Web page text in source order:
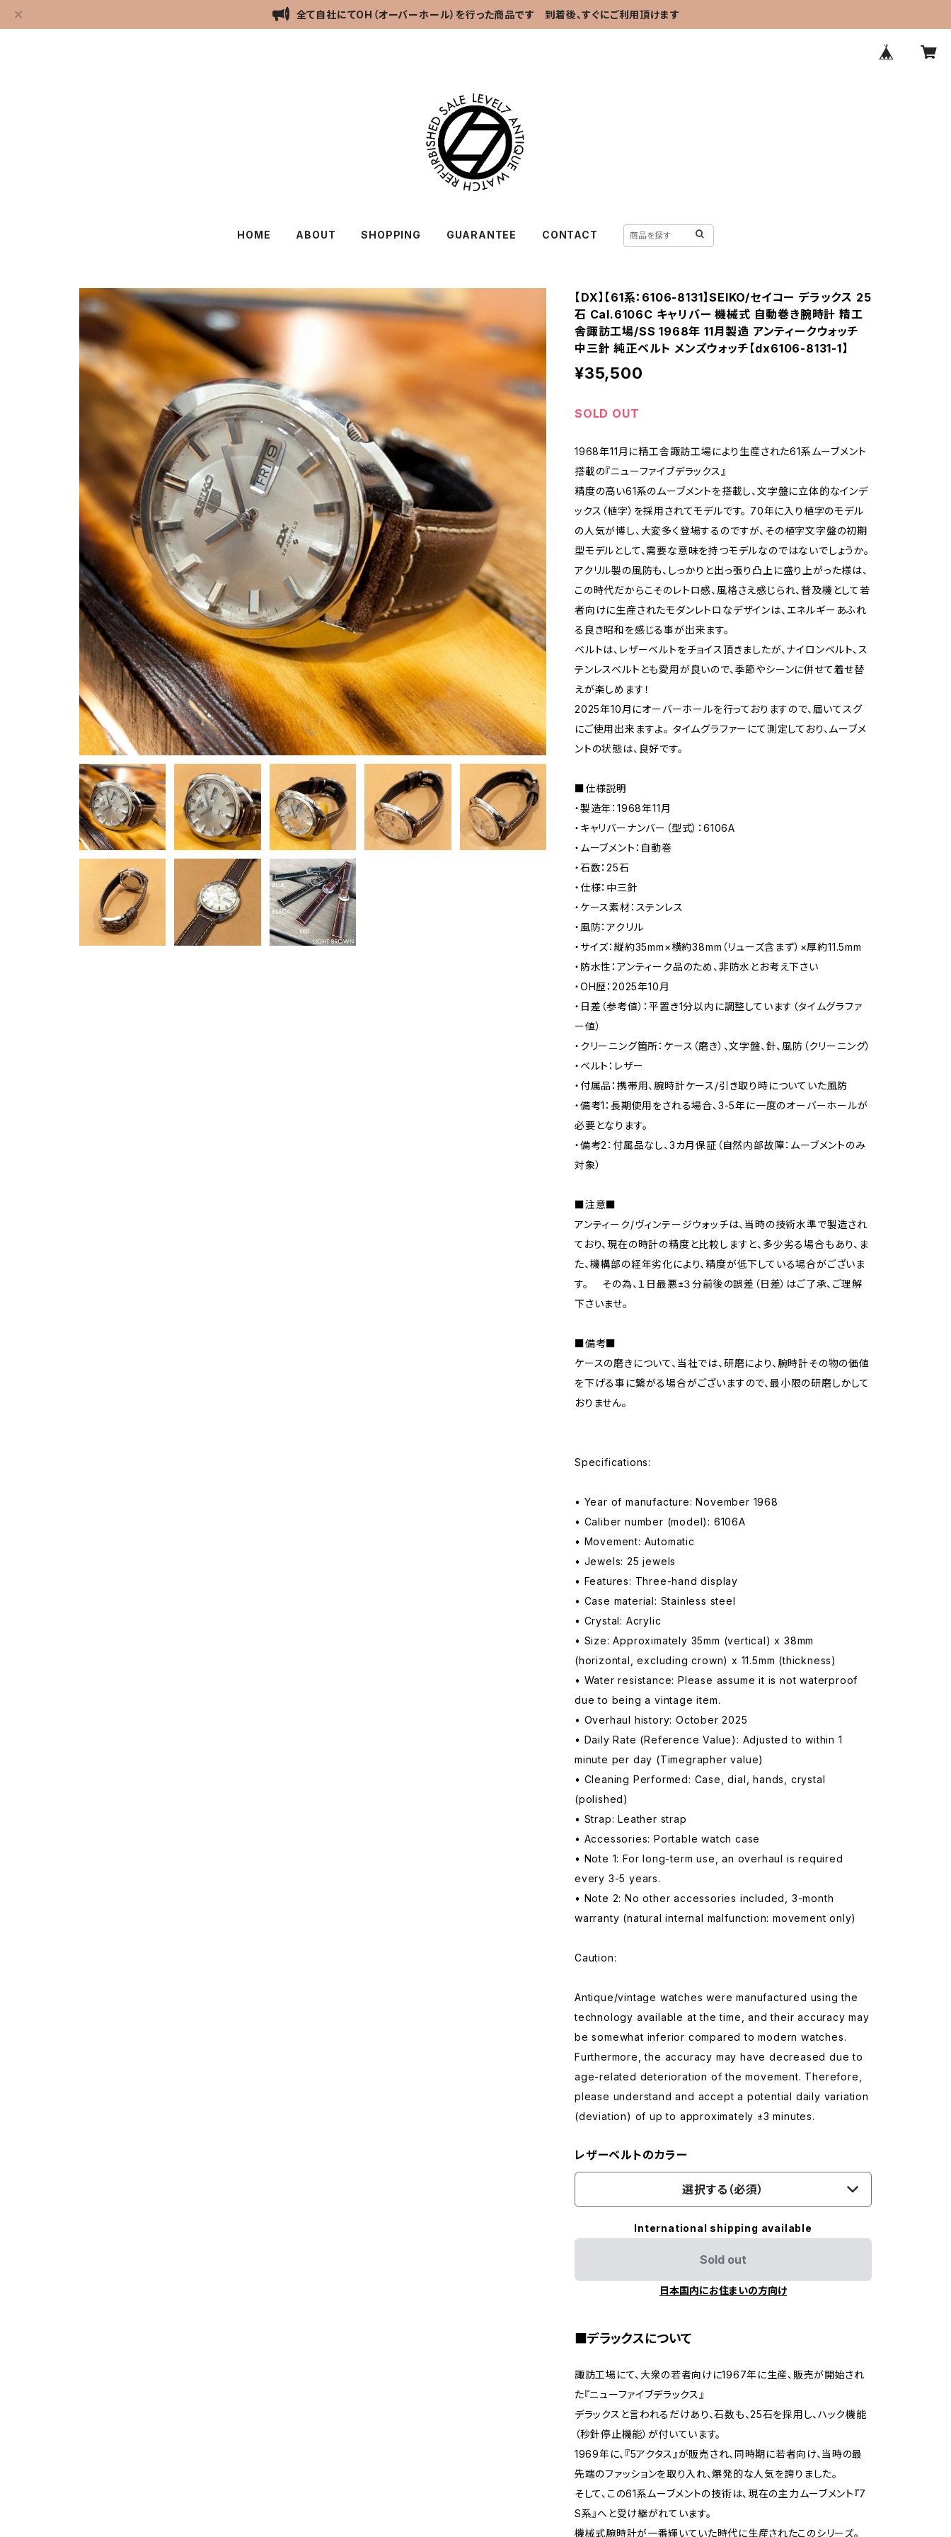
全て自社にてOH（オーバーホール）を行った商品です 到着後、すぐにご利用頂けます
HOME ABOUT SHOPPING GUARANTEE CONTACT
【DX】【61系：6106-8131】SEIKO/セイコー デラックス 25
石 Cal.6106C キャリバー 機械式 自動巻き腕時計 精工
舎諏訪工場/SS 1968年 11月製造 アンティークウォッチ
中三針 純正ベルト メンズウォッチ【dx6106-8131-1】
¥35,500
SOLD OUT
1968年11月に精工舎諏訪工場により生産された61系ムーブメント
搭載の『ニューファイブデラックス』
精度の高い61系のムーブメントを搭載し、文字盤に立体的なインデ
ックス（植字）を採用されてモデルです。 70年に入り植字のモデル
の人気が博し、大変多く登場するのですが、その植字文字盤の初期
型モデルとして、需要な意味を持つモデルなのではないでしょうか。
アクリル製の風防も、しっかりと出っ張り凸上に盛り上がった様は、
この時代だからこそのレトロ感、風格さえ感じられ、普及機として若
者向けに生産されたモダンレトロなデザインは、エネルギーあふれ
る良き昭和を感じる事が出来ます。
ベルトは、レザーベルトをチョイス頂きましたが、ナイロンベルト、ス
テンレスベルトとも愛用が良いので、季節やシーンに併せて着せ替
えが楽しめます！
2025年10月にオーバーホールを行っておりますので、届いてスグ
にご使用出来ますよ。 タイムグラファーにて測定しており、ムーブメ
ントの状態は、良好です。
■仕様説明
・製造年：1968年11月
・キャリバーナンバー（型式）：6106A
・ムーブメント：自動巻
・石数：25石
・仕様：中三針
・ケース素材：ステンレス
・風防：アクリル
・サイズ：縦約35mm×横約38mm（リューズ含まず）×厚約11.5mm
・防水性：アンティーク品のため、非防水とお考え下さい
・OH歴：2025年10月
・日差（参考値）：平置き1分以内に調整しています（タイムグラファ
ー値）
・クリーニング箇所：ケース（磨き）、文字盤、針、風防（クリーニング）
・ベルト：レザー
・付属品：携帯用、腕時計ケース/引き取り時についていた風防
・備考1：長期使用をされる場合、3-5年に一度のオーバーホールが
必要となります。
・備考2：付属品なし、3カ月保証（自然内部故障：ムーブメントのみ
対象）
■注意■
アンティーク/ヴィンテージウォッチは、当時の技術水準で製造され
ており、現在の時計の精度と比較しますと、多少劣る場合もあり、ま
た、機構部の経年劣化により、精度が低下している場合がございま
す。 その為、１日最悪±３分前後の誤差（日差）はご了承、ご理解
下さいませ。
■備考■
ケースの磨きについて、当社では、研磨により、腕時計その物の価値
を下げる事に繋がる場合がございますので、最小限の研磨しかして
おりません。
Specifications:
• Year of manufacture: November 1968
• Caliber number (model): 6106A
• Movement: Automatic
• Jewels: 25 jewels
• Features: Three-hand display
• Case material: Stainless steel
• Crystal: Acrylic
• Size: Approximately 35mm (vertical) x 38mm
(horizontal, excluding crown) x 11.5mm (thickness)
• Water resistance: Please assume it is not waterproof
due to being a vintage item.
• Overhaul history: October 2025
• Daily Rate (Reference Value): Adjusted to within 1
minute per day (Timegrapher value)
• Cleaning Performed: Case, dial, hands, crystal
(polished)
• Strap: Leather strap
• Accessories: Portable watch case
• Note 1: For long-term use, an overhaul is required
every 3-5 years.
• Note 2: No other accessories included, 3-month
warranty (natural internal malfunction: movement only)
Caution:
Antique/vintage watches were manufactured using the
technology available at the time, and their accuracy may
be somewhat inferior compared to modern watches.
Furthermore, the accuracy may have decreased due to
age-related deterioration of the movement. Therefore,
please understand and accept a potential daily variation
(deviation) of up to approximately ±3 minutes.
レザーベルトのカラー
選択する（必須）
International shipping available
Sold out
日本国内にお住まいの方向け
■デラックスについて
諏訪工場にて、大衆の若者向けに1967年に生産、販売が開始され
た『ニューファイブデラックス』
デラックスと言われるだけあり、石数も、25石を採用し、ハック機能
（秒針停止機能）が付いています。
1969年に、『5アクタス』が販売され、同時期に若者向け、当時の最
先端のファッションを取り入れ、爆発的な人気を誇りました。
そして、この61系ムーブメントの技術は、現在の主力ムーブメント『7
S系』へと受け継がれています。
機械式腕時計が一番輝いていた時代に生産されたこのシリーズ。